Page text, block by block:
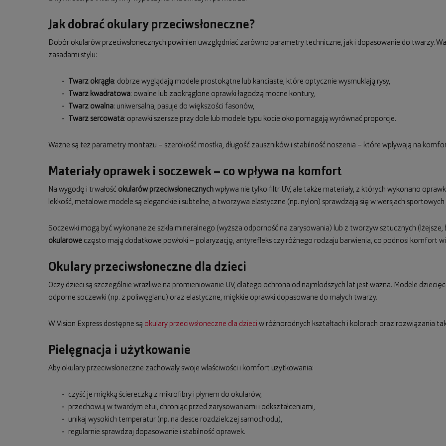
Jak dobrać okulary przeciwsłoneczne?
Dobór okularów przeciwsłonecznych powinien uwzględniać zarówno parametry techniczne, jak i dopasowanie do twarzy.
zasadami stylu:
Twarz okrągła: dobrze wyglądają modele prostokątne lub kanciaste, które optycznie wysmuklają rysy,
Twarz kwadratowa: owalne lub zaokrąglone oprawki łagodzą mocne kontury,
Twarz owalna: uniwersalna, pasuje do większości fasonów,
Twarz sercowata: oprawki szersze przy dole lub modele typu kocie oko pomagają wyrównać proporcje.
Ważne są też parametry montażu – szerokość mostka, długość zauszników i stabilność noszenia – które wpływają na
Materiały oprawek i soczewek – co wpływa na komfort
Na wygodę i trwałość okularów przeciwsłonecznych wpływa nie tylko filtr UV, ale także materiały, z których wykonano
lekkość, metalowe modele są eleganckie i subtelne, a tworzywa elastyczne (np. nylon) sprawdzają się w wersjach sportowych
Soczewki mogą być wykonane ze szkła mineralnego (wyższa odporność na zarysowania) lub z tworzyw sztucznych
okularowe często mają dodatkowe powłoki – polaryzację, antyrefleks czy różnego rodzaju barwienia, co podnosi komfort
Okulary przeciwsłoneczne dla dzieci
Oczy dzieci są szczególnie wrażliwe na promieniowanie UV, dlatego ochrona od najmłodszych lat jest ważna. Modele
odporne soczewki (np. z poliwęglanu) oraz elastyczne, miękkie oprawki dopasowane do małych twarzy.
W Vision Express dostępne są okulary przeciwsłoneczne dla dzieci w różnorodnych kształtach i kolorach oraz rozwiązania
Pielęgnacja i użytkowanie
Aby okulary przeciwsłoneczne zachowały swoje właściwości i komfort użytkowania:
czyść je miękką ściereczką z mikrofibry i płynem do okularów,
przechowuj w twardym etui, chroniąc przed zarysowaniami i odkształceniami,
unikaj wysokich temperatur (np. na desce rozdzielczej samochodu),
regularnie sprawdzaj dopasowanie i stabilność oprawek.